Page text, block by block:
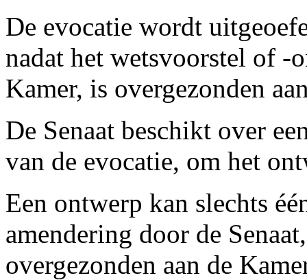
De evocatie wordt
nadat het wetsvoorstel of -
Kamer, is overgezonden
De Senaat beschikt over
van de evocatie, om het
Een ontwerp kan slechts
amendering door de
overgezonden aan de